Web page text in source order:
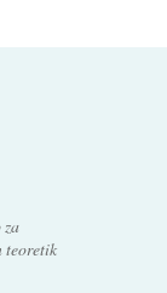
teoretik